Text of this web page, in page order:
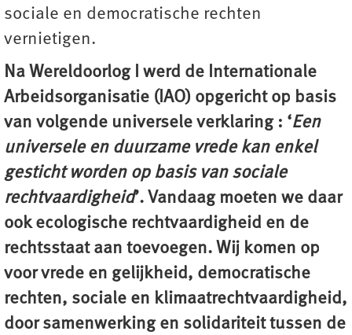
sociale en democratische rechten
vernietigen.
Na Wereldoorlog I werd de Internationale
Arbeidsorganisatie (IAO) opgericht op basis
van volgende universele verklaring : ‘Een
universele en duurzame vrede kan enkel
gesticht worden op basis van sociale
rechtvaardigheid’. Vandaag moeten we daar
ook ecologische rechtvaardigheid en de
rechtsstaat aan toevoegen. Wij komen op
voor vrede en gelijkheid, democratische
rechten, sociale en klimaatrechtvaardigheid,
door samenwerking en solidariteit tussen de